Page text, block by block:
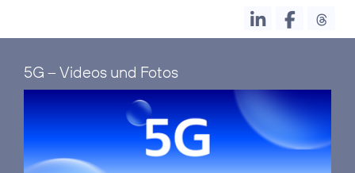
5G – Videos und Fotos